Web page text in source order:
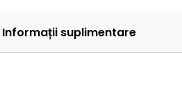
Informații suplimentare